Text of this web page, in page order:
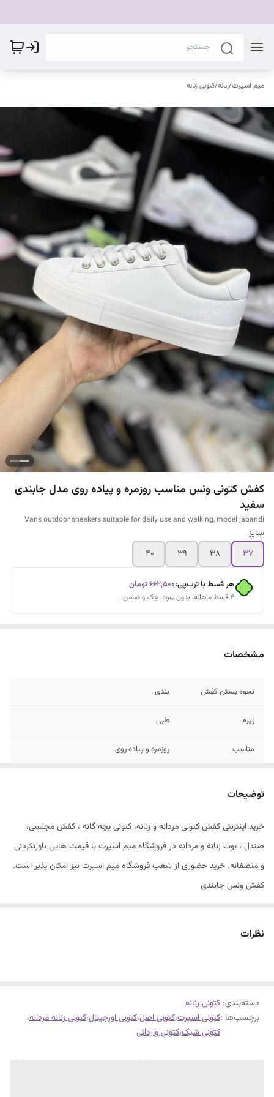
میم اسپرت/زنانه/کتونی زنانه
کفش کتونی ونس مناسب روزمره و پیاده روی مدل جابندی
سفید
Vans outdoor sneakers suitable for daily use and walking, model jabandi
سایز
۳۷
۳۸ ۳۹ ۴۰
هر قسط با ترب‌پی:۶۶۲٬۵۰۰تومان
۴ قسط ماهانه. بدون سود، چک و ضامن.
مشخصات
نحوه بستن کفش بندی
زیره طبی
مناسب روزمره و پیاده روی
توضیحات
خرید اینترنتی کفش کتونی مردانه و زنانه، کتونی بچه گانه ، کفش مجلسی،
صندل ، بوت زنانه و مردانه در فروشگاه میم اسپرت با قیمت هایی باورنکردنی
و منصفانه. خرید حضوری از شعب فروشگاه میم اسپرت نیز امکان پذیر است.
کفش ونس جابندی
نظرات
دسته‌بندی: کتونی زنانه
برچسب‌ها :کتونی اسپرت،کتونی اصل،کتونی اورجینال،کتونی زنانه مردانه،
کتونی شیک،کتونی وارداتی